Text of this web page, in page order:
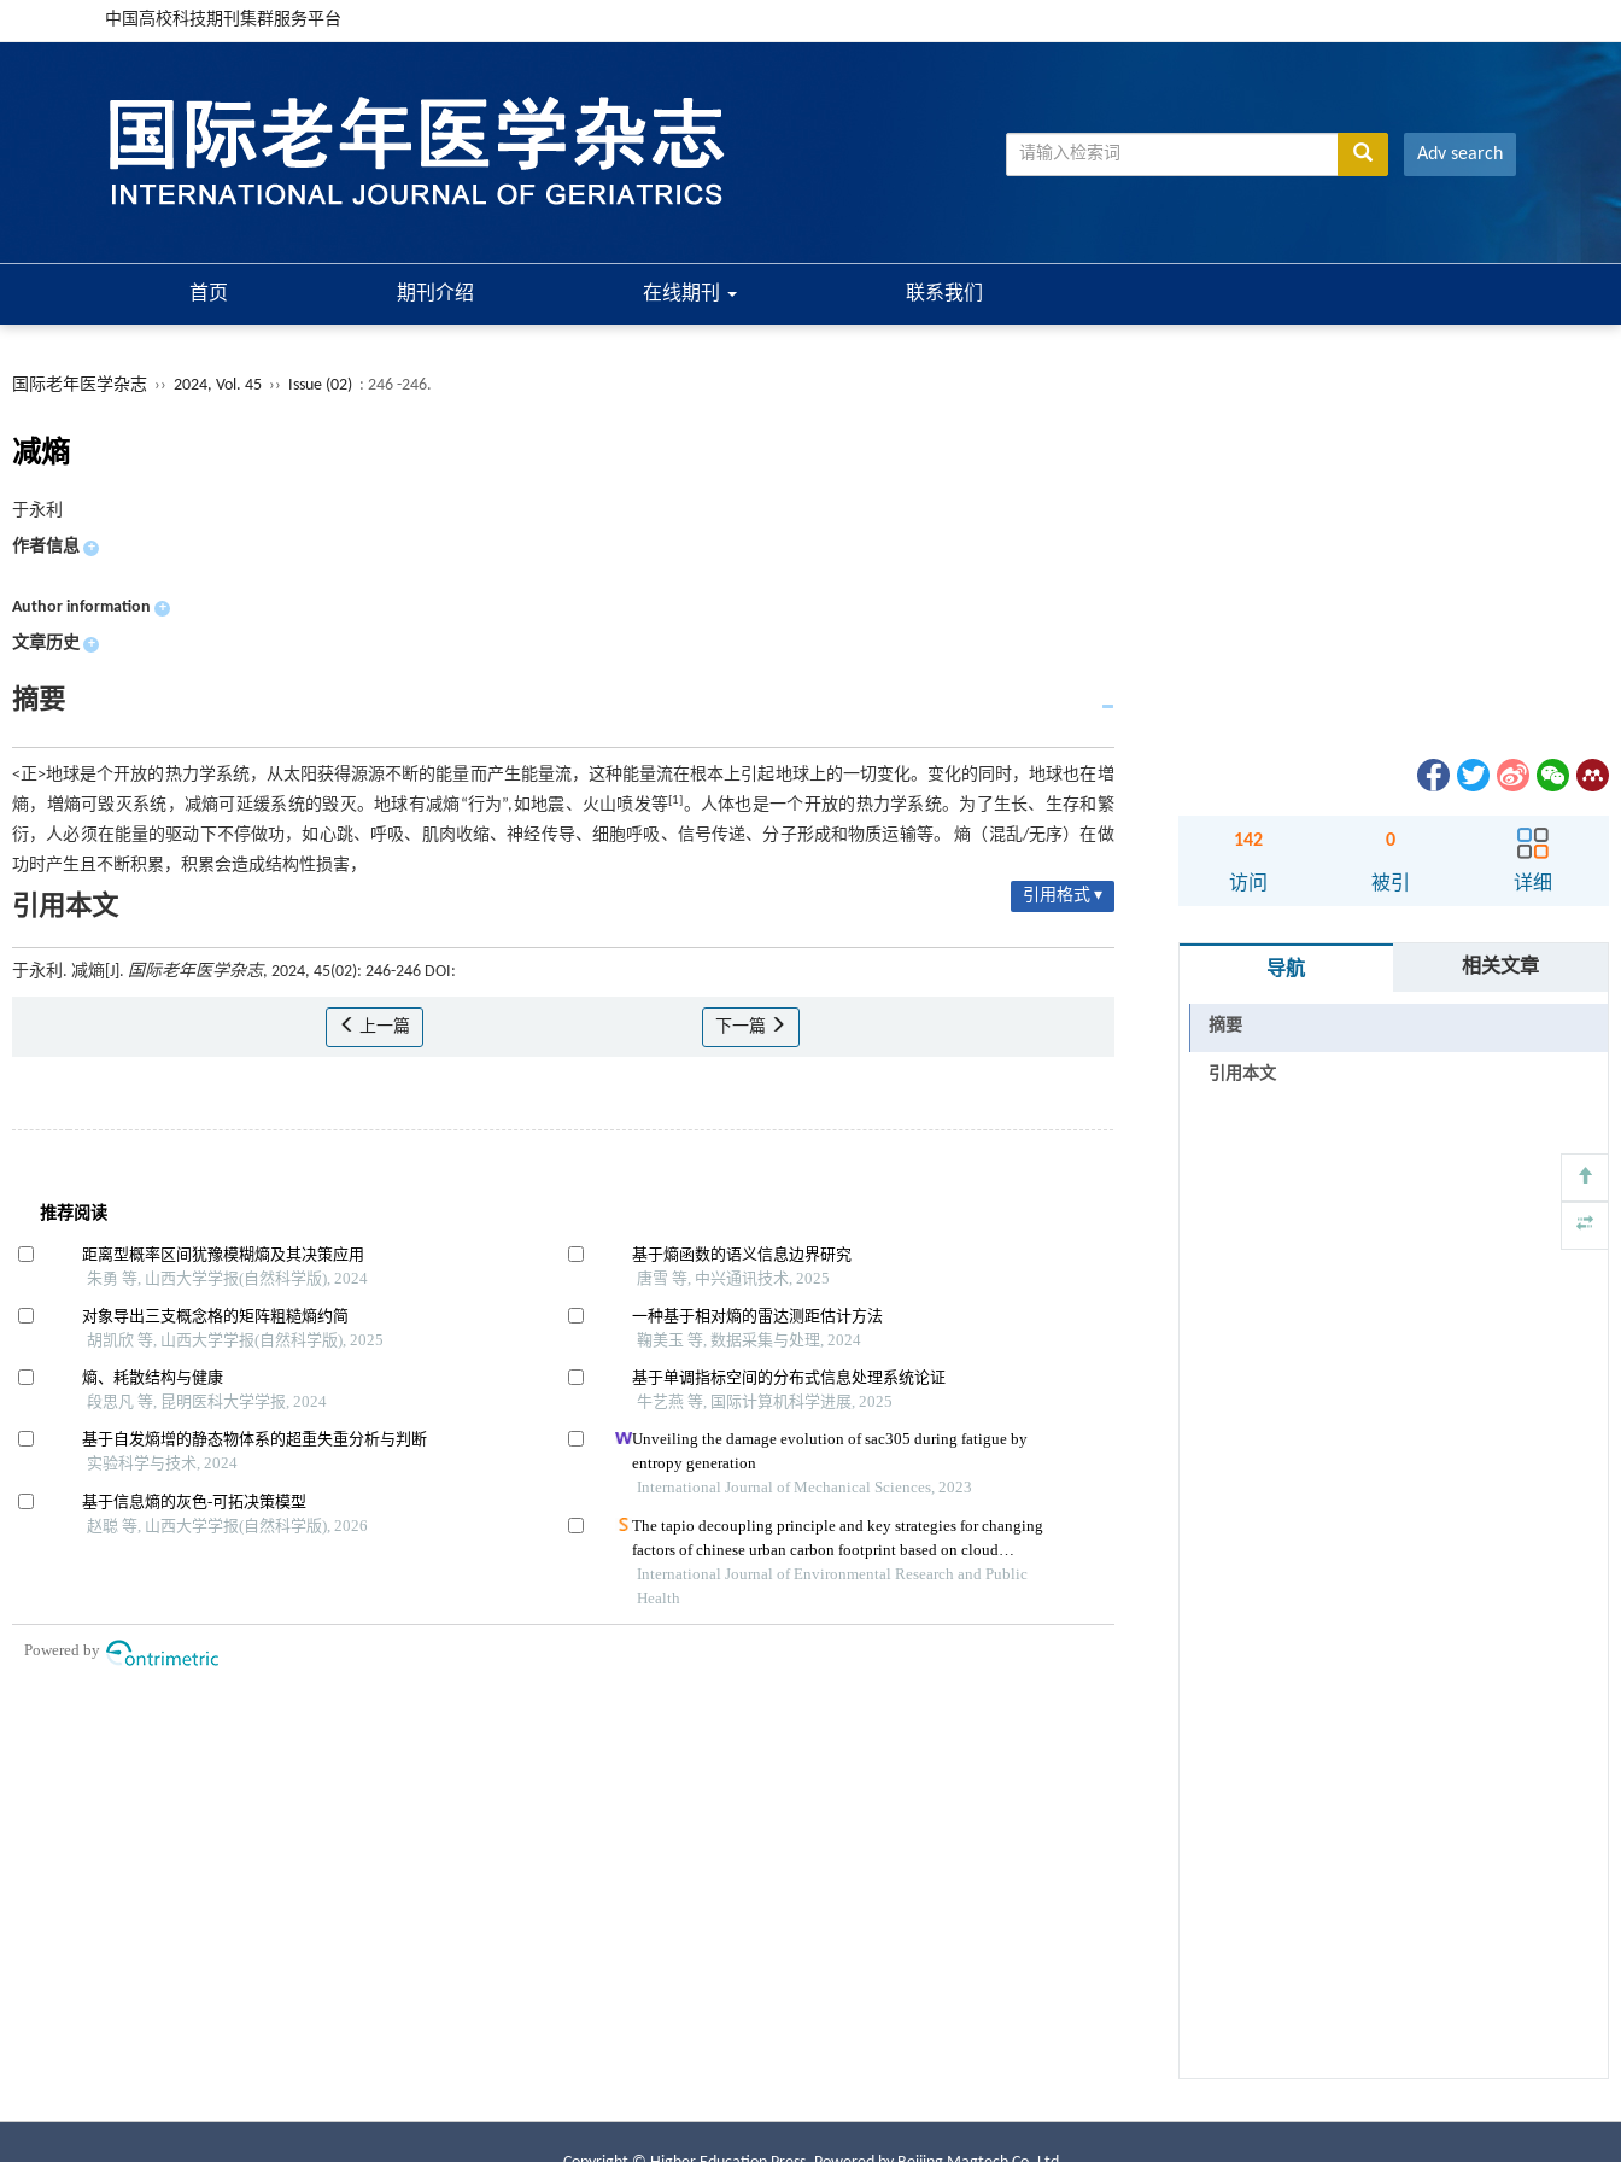
中国高校科技期刊集群服务平台
Adv search
首页 期刊介绍 在线期刊 联系我们
国际老年医学杂志 ›› 2024, Vol. 45 ›› Issue (02) : 246 -246.
减熵
于永利
作者信息 +
Author information +
文章历史 +
摘要
<正>地球是个开放的热力学系统，从太阳获得源源不断的能量而产生能量流，这种能量流在根本上引起地球上的一切变化。变化的同时，地球也在増
熵，増熵可毁灭系统，减熵可延缓系统的毁灭。地球有减熵“行为”,如地震、火山喷发等[1]。人体也是一个开放的热力学系统。为了生长、生存和繁
衍，人必须在能量的驱动下不停做功，如心跳、呼吸、肌肉收缩、神经传导、细胞呼吸、信号传递、分子形成和物质运输等。 熵（混乱/无序）在做
功时产生且不断积累，积累会造成结构性损害，
引用本文 引用格式 ▾
于永利. 减熵[J]. 国际老年医学杂志, 2024, 45(02): 246-246 DOI:
上一篇 下一篇
142
访问
0
被引 详细
导航 相关文章
摘要
引用本文